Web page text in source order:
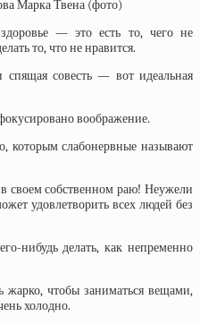
— это есть то, чего не
то, что не нравится.
совесть — вот идеальная
воображение.
которым слабонервные называют
своем собственном раю! Неужели
удовлетворить всех людей без
нибудь делать, как непременно
жарко, чтобы заниматься вещами,
холодно.